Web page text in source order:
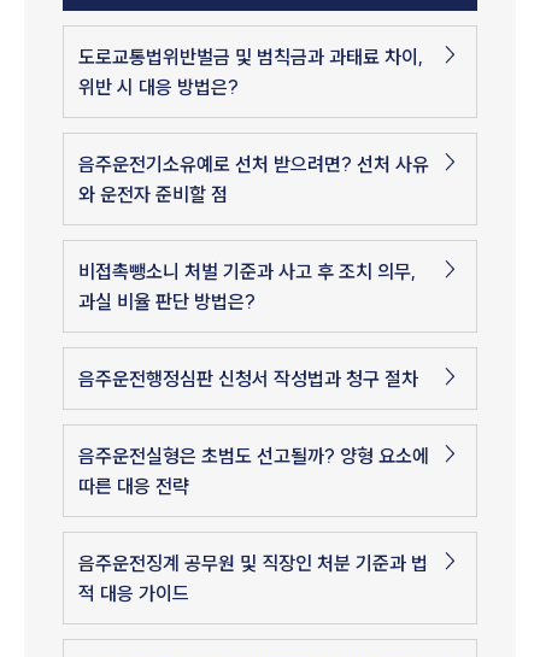
도로교통법위반벌금 및 범칙금과 과태료 차이,
위반 시 대응 방법은?
음주운전기소유예로 선처 받으려면? 선처 사유
와 운전자 준비할 점
비접촉뺑소니 처벌 기준과 사고 후 조치 의무,
과실 비율 판단 방법은?
음주운전행정심판 신청서 작성법과 청구 절차
음주운전실형은 초범도 선고될까? 양형 요소에
따른 대응 전략
음주운전징계 공무원 및 직장인 처분 기준과 법
적 대응 가이드